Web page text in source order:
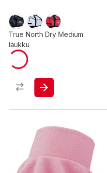
True North Dry Medium
laukku